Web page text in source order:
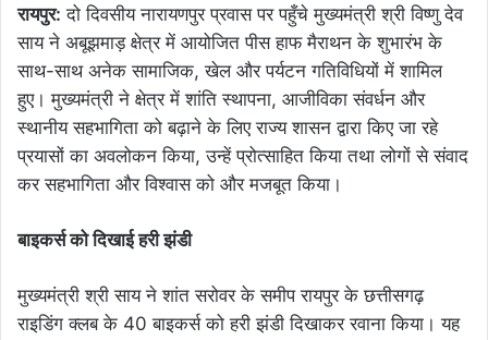
रायपुर: दो दिवसीय नारायणपुर प्रवास पर पहुँचे मुख्यमंत्री श्री विष्णु देव
साय ने अबूझमाड़ क्षेत्र में आयोजित पीस हाफ मैराथन के शुभारंभ के
साथ-साथ अनेक सामाजिक, खेल और पर्यटन गतिविधियों में शामिल
हुए। मुख्यमंत्री ने क्षेत्र में शांति स्थापना, आजीविका संवर्धन और
स्थानीय सहभागिता को बढ़ाने के लिए राज्य शासन द्वारा किए जा रहे
प्रयासों का अवलोकन किया, उन्हें प्रोत्साहित किया तथा लोगों से संवाद
कर सहभागिता और विश्वास को और मजबूत किया।
बाइकर्स को दिखाई हरी झंडी
मुख्यमंत्री श्री साय ने शांत सरोवर के समीप रायपुर के छत्तीसगढ़
राइडिंग क्लब के 40 बाइकर्स को हरी झंडी दिखाकर रवाना किया। यह